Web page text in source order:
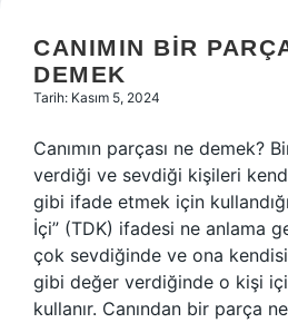
CANIMIN BIR
DEMEK
Tarih: Kasım 5, 2024
Canımın parçası ne demek?
verdiği ve sevdiği kişileri
gibi ifade etmek için
İçi” (TDK) ifadesi ne anlama
çok sevdiğinde ve ona
gibi değer verdiğinde o kişi
kullanır. Canından bir parça